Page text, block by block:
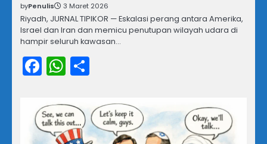
byPenulis 3 Maret 2026
Riyadh, JURNAL TIPIKOR — Eskalasi perang antara Amerika,
Israel dan Iran dan memicu penutupan wilayah udara di
hampir seluruh kawasan…
Facebook
WhatsApp